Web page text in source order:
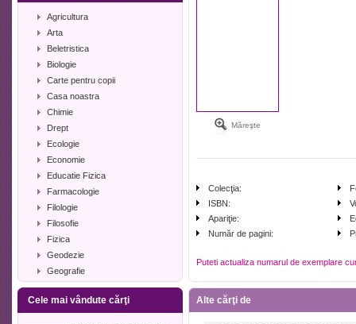
Agricultura
Arta
Beletristica
Biologie
Carte pentru copii
Casa noastra
Chimie
Drept
Ecologie
Economie
Educatie Fizica
Farmacologie
Filologie
Filosofie
Fizica
Geodezie
Geografie
Geologie
Industrie alimentara
Cele mai vândute cărţi
Măreşte
Colecţia:
ISBN:
Apariţie:
Număr de pagini:
Puteti actualiza numarul de exemplare
Alte cărţi de